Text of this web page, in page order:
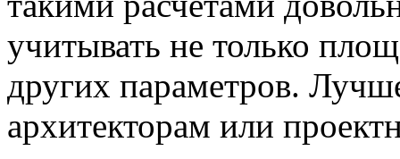
учитывать не только
других параметров.
архитекторам или